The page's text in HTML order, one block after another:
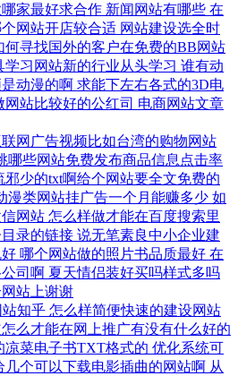
家最好求合作 新闻网站有哪些 在
网站开店较合适 网站建设选全时
何寻找国外的客户在免费的BB网站
习网站新的行业从头学习 谁有动
动漫的啊 求能下左右各式的3D电
网站比较好的公红司 电商网站文章
网广告视频比如台湾的购物网站
哪些网站免费发布商品信息点击率
邪少的txt啊给个网站要全文免费的
漫类网站挂广告一个月能赚多少 如
网站 怎么样做才能在百度搜索里
录的链接 说无笔素良中小企业建
哪个网站做的照片书品质最好 在
司啊 夏天情侣装好买吗样式多吗
站上谢谢
站知乎 怎么样简便快速的建设网站
么才能在网上推广有没有什么好的
凉菜电子书TXT格式的 优化系统可
几个可以下载电影插曲的网站啊 从